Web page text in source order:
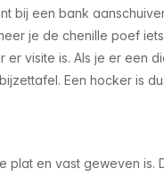
bij een bank
je de chenille poef
er visite is. Als je er een
Een hocker is
plat en vast geweven is.